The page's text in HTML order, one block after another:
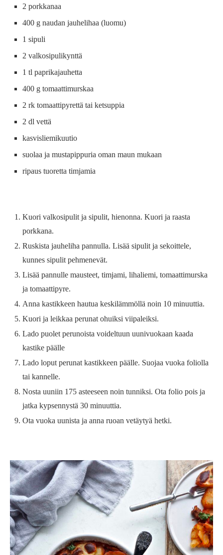
2 porkkanaa
400 g naudan jauhelihaa (luomu)
1 sipuli
2 valkosipulikynttä
1 tl paprikajauhetta
400 g tomaattimurskaa
2 rk tomaattipyrettä tai ketsuppia
2 dl vettä
kasvisliemikuutio
suolaa ja mustapippuria oman maun mukaan
ripaus tuoretta timjamia
Kuori valkosipulit ja sipulit, hienonna. Kuori ja raasta
porkkana.
Ruskista jauheliha pannulla. Lisää sipulit ja sekoittele,
kunnes sipulit pehmenevät.
Lisää pannulle mausteet, timjami, lihaliemi, tomaattimurska
ja tomaattipyre.
Anna kastikkeen hautua keskilämmöllä noin 10 minuuttia.
Kuori ja leikkaa perunat ohuiksi viipaleiksi.
Lado puolet perunoista voideltuun uunivuokaan kaada
kastike päälle
Lado loput perunat kastikkeen päälle. Suojaa vuoka foliolla
tai kannelle.
Nosta uuniin 175 asteeseen noin tunniksi. Ota folio pois ja
jatka kypsennystä 30 minuuttia.
Ota vuoka uunista ja anna ruoan vetäytyä hetki.